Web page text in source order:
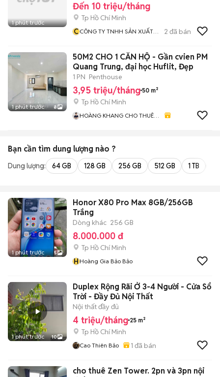
1 phút trước
Đến 10 triệu/tháng
Tp Hồ Chí Minh
CCÔNG TY TNHH SẢN XUẤT
2 đã bán
1 phút trước 8
50M2 CHO 1 CĂN HỘ - Gần cvien PM
Quang Trung, đại học Huflit, Đẹp
1 PN Penthouse
3,95 triệu/tháng 50 m²
Tp Hồ Chí Minh
HOÀNG KHANG CHO THUÊ
Bạn cần tìm dung lượng nào ?
Dung lượng: 64 GB 128 GB 256 GB 512 GB 1 TB
1 phút trước 5
Honor X80 Pro Max 8GB/256GB
Trắng
Dòng khác 256 GB
8.000.000 đ
Tp Hồ Chí Minh
HHoàng Gia Bảo Bảo
1 phút trước 10
Duplex Rộng Rãi Ở 3-4 Người - Cửa Sổ
Trời - Đầy Đủ Nội Thất
Nội thất đầy đủ
4 triệu/tháng 25 m²
Tp Hồ Chí Minh
Cao Thiên Bảo 1 đã bán
cho thuê Zen Tower. 2pn và 3pn nội